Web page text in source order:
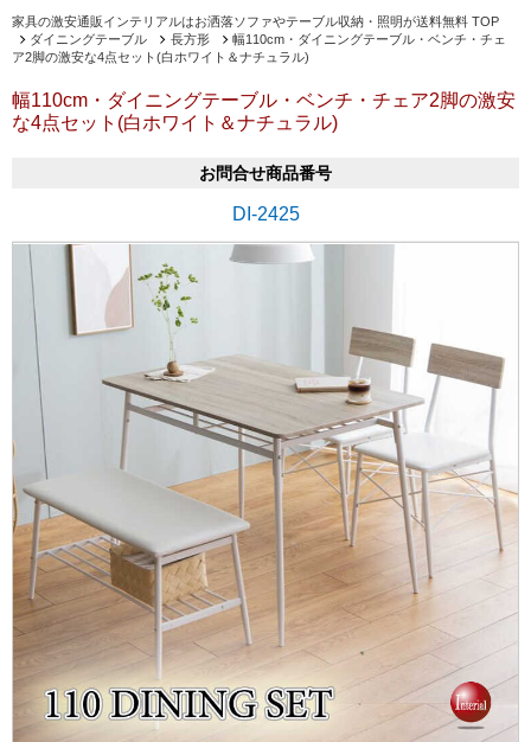
家具の激安通販インテリアルはお洒落ソファやテーブル収納・照明が送料無料 TOP
ダイニングテーブル
長方形
幅110cm・ダイニングテーブル・ベンチ・チェ
ア2脚の激安な4点セット(白ホワイト＆ナチュラル)
幅110cm・ダイニングテーブル・ベンチ・チェア2脚の激安
な4点セット(白ホワイト＆ナチュラル)
お問合せ商品番号
DI-2425